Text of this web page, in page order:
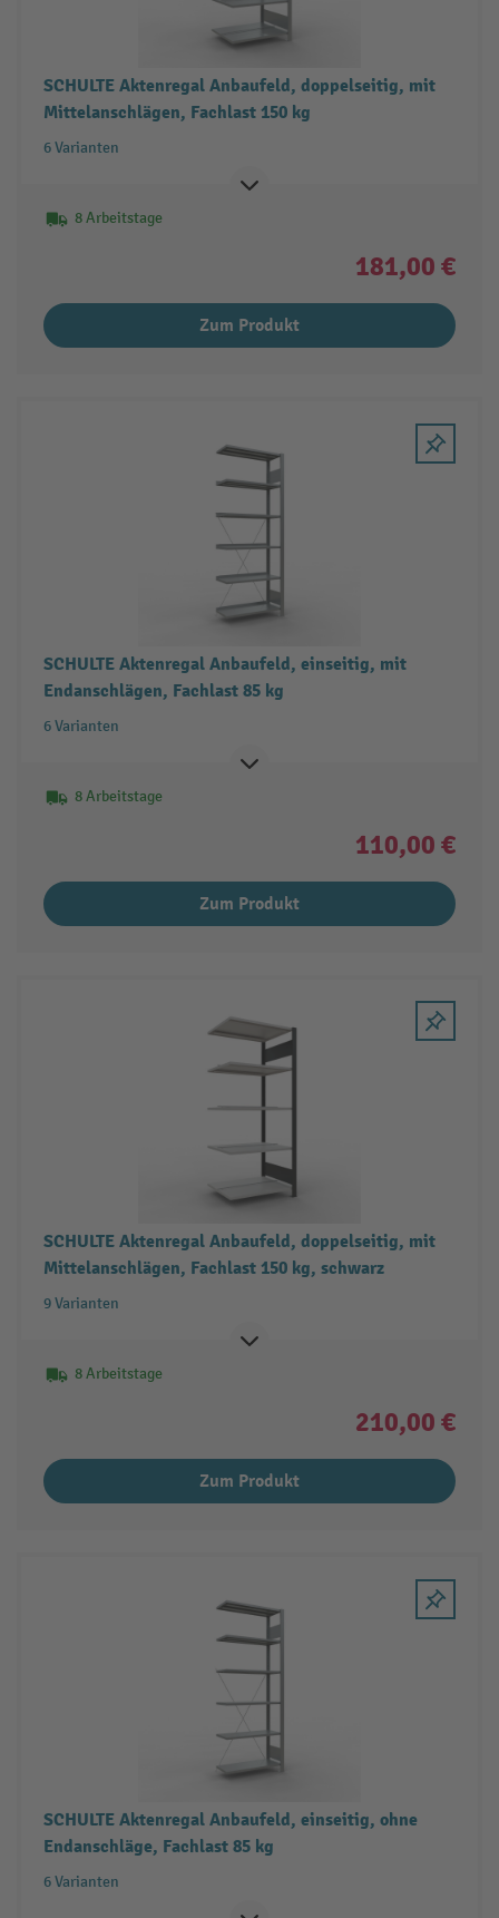
SCHULTE Aktenregal Anbaufeld, doppelseitig, mit
Mittelanschlägen, Fachlast 150 kg
6 Varianten
8 Arbeitstage
181,00 €
Zum Produkt
SCHULTE Aktenregal Anbaufeld, einseitig, mit
Endanschlägen, Fachlast 85 kg
6 Varianten
8 Arbeitstage
110,00 €
Zum Produkt
SCHULTE Aktenregal Anbaufeld, doppelseitig, mit
Mittelanschlägen, Fachlast 150 kg, schwarz
9 Varianten
8 Arbeitstage
210,00 €
Zum Produkt
SCHULTE Aktenregal Anbaufeld, einseitig, ohne
Endanschläge, Fachlast 85 kg
6 Varianten